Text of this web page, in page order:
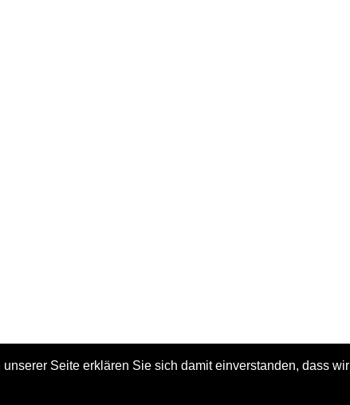
Seite erklären Sie sich damit einverstanden, dass wir